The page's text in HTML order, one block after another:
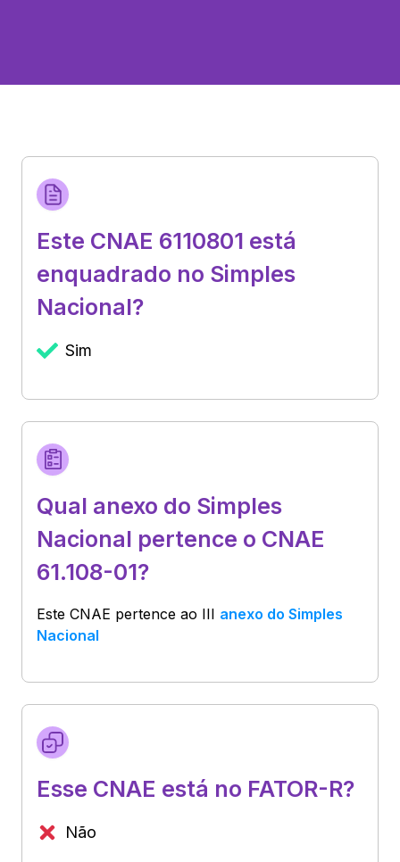
Este CNAE 6110801 está
enquadrado no Simples
Nacional?
Sim
Qual anexo do Simples
Nacional pertence o CNAE
61.108-01?
Este CNAE pertence ao III anexo do Simples
Nacional
Esse CNAE está no FATOR-R?
Não